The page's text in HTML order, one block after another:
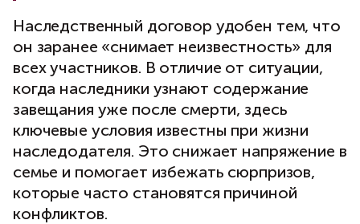
Наследственный договор удобен тем, что
он заранее «снимает неизвестность» для
всех участников. В отличие от ситуации,
когда наследники узнают содержание
завещания уже после смерти, здесь
ключевые условия известны при жизни
наследодателя. Это снижает напряжение в
семье и помогает избежать сюрпризов,
которые часто становятся причиной
конфликтов.